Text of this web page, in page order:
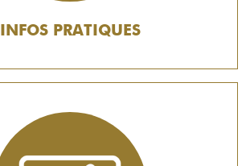
INFOS PRATIQUES